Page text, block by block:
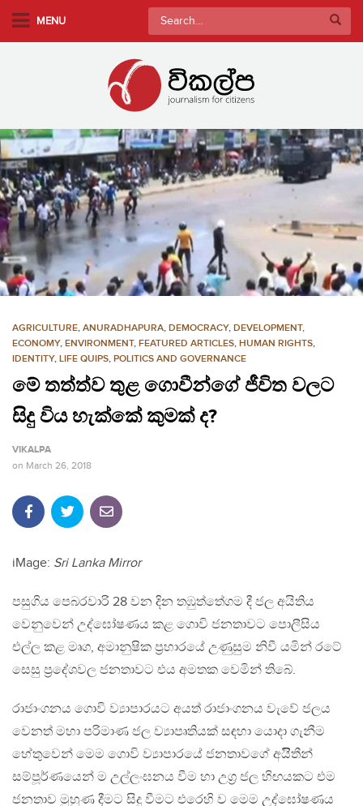
m
a
i
n
c
o
n
e
MENU
Search
for:
AGRICULTURE, ANURADHAPURA, DEMOCRACY, DEVELOPMENT,
ECONOMY, ENVIRONMENT, FEATURED ARTICLES, HUMAN RIGHTS,
IDENTITY, LIFE QUIPS, POLITICS AND GOVERNANCE
මේ තත්ත්ව තුළ ගොවීන්ගේ ජීවිත වලට
සිදු විය හැක්කේ කුමක් ද?
VIKALPA
on March 26, 2018
iMage: Sri Lanka Mirror
පසුගිය පෙබරවාරි 28 වන දින තඹුත්තේගම දී ජල අයිතිය
වෙනුවෙන් උද්ඝෝෂණය කළ ගොවි ජනතාවට පොලීසිය
එල්ල කළ මෘග, අමානුෂික ප‍්‍රහාරයේ උණුසුම නිවී යමින් රටේ
සෙසු ප‍්‍රදේශවල ජනතාවට එය අමතක වෙමින් තිබේ.
රාජාංගනය ගොවි ව්‍යාපාරයට අයත් රාජාංගනය වැවේ ජලය
වෙනත් මහා පරිමාණ ජල ව්‍යාපෘතියක් සඳහා යොදා ගැනීම
හේතුවෙන් මෙම ගොවි ව්‍යාපාරයේ ජනතාවගේ අයිිතීන්
සම්පූර්ණයෙන් ම උල්ලංඝනය වීම හා උග‍්‍ර ජල හිඟයකට එම
ජනතාව මුහුණ දීමට සිදු වීමට එරෙහි ව මෙම උද්ඝෝෂණය